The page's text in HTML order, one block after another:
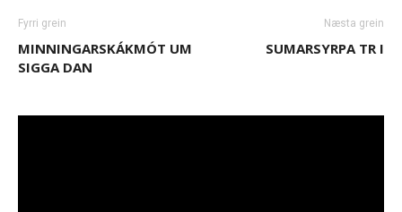
Fyrri grein
MINNINGARSKÁKMÓT UM
SIGGA DAN
Næsta grein
SUMARSYRPA TR I